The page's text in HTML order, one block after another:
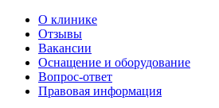
О клинике
Отзывы
Вакансии
Оснащение и оборудование
Вопрос-ответ
Правовая информация